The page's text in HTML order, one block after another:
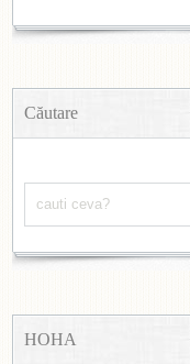
Căutare
HOHA